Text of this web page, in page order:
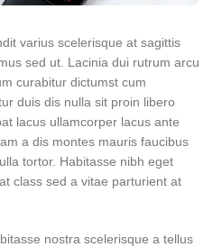
varius scelerisque at sagittis
sed ut. Lacinia dui rutrum arcu
curabitur dictumst cum
duis dis nulla sit proin libero
lacus ullamcorper lacus ante
a dis montes mauris faucibus
tortor. Habitasse nibh eget
class sed a vitae parturient at
nostra scelerisque a tellus